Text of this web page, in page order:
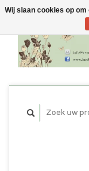
Wij slaan cookies op